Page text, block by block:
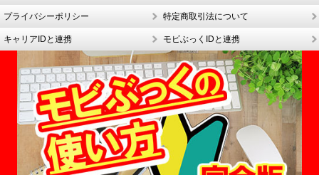
プライバシーポリシー 特定商取引法について
キャリアIDと連携 モビぶっくIDと連携